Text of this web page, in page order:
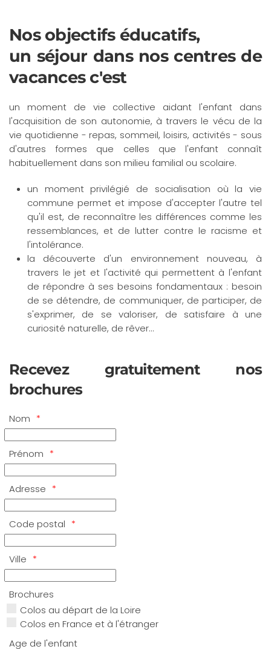
Nos objectifs éducatifs,
un séjour dans nos centres de
vacances c'est
un moment de vie collective aidant l'enfant dans
l'acquisition de son autonomie, à travers le vécu de la
vie quotidienne - repas, sommeil, loisirs, activités - sous
d'autres formes que celles que l'enfant connaît
habituellement dans son milieu familial ou scolaire.
un moment privilégié de socialisation où la vie
commune permet et impose d'accepter l'autre tel
qu'il est, de reconnaître les différences comme les
ressemblances, et de lutter contre le racisme et
l'intolérance.
la découverte d'un environnement nouveau, à
travers le jet et l'activité qui permettent à l'enfant
de répondre à ses besoins fondamentaux : besoin
de se détendre, de communiquer, de participer, de
s'exprimer, de se valoriser, de satisfaire à une
curiosité naturelle, de rêver...
Recevez gratuitement nos
brochures
Nom
Prénom
Adresse
Code postal
Ville
Brochures
Colos au départ de la Loire
Colos en France et à l'étranger
Age de l'enfant